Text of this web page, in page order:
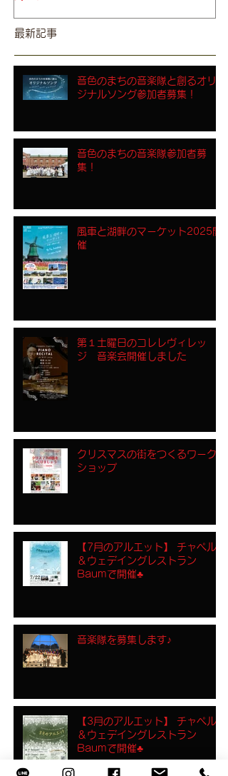
最新記事
音色のまちの音楽隊と創るオリ
ジナルソング参加者募集！
音色のまちの音楽隊参加者募
集！
風車と湖畔のマーケット2025開
催
第１土曜日のコレレヴィレッ
ジ 音楽会開催しました
クリスマスの街をつくるワーク
ショップ
【7月のアルエット】 チャペル
＆ウェデイングレストラン
Baumで開催♣︎
音楽隊を募集します♪
【3月のアルエット】 チャペル
＆ウェデイングレストラン
Baumで開催♣︎